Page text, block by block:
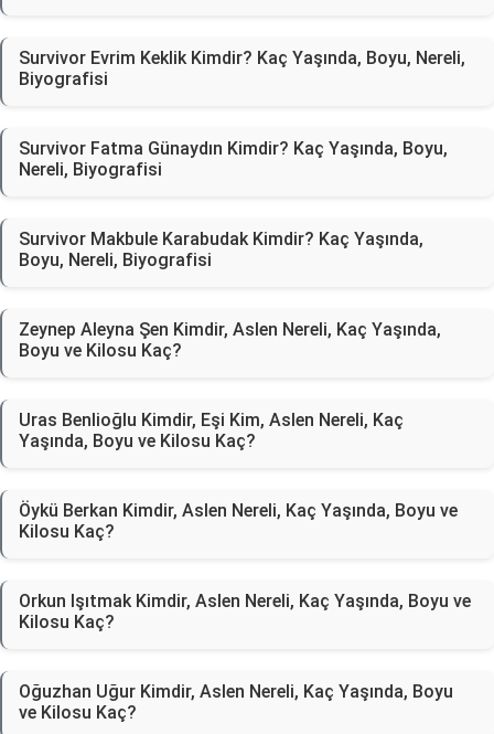
Survivor Evrim Keklik Kimdir? Kaç Yaşında, Boyu, Nereli,
Biyografisi
Survivor Fatma Günaydın Kimdir? Kaç Yaşında, Boyu,
Nereli, Biyografisi
Survivor Makbule Karabudak Kimdir? Kaç Yaşında,
Boyu, Nereli, Biyografisi
Zeynep Aleyna Şen Kimdir, Aslen Nereli, Kaç Yaşında,
Boyu ve Kilosu Kaç?
Uras Benlioğlu Kimdir, Eşi Kim, Aslen Nereli, Kaç
Yaşında, Boyu ve Kilosu Kaç?
Öykü Berkan Kimdir, Aslen Nereli, Kaç Yaşında, Boyu ve
Kilosu Kaç?
Orkun Işıtmak Kimdir, Aslen Nereli, Kaç Yaşında, Boyu ve
Kilosu Kaç?
Oğuzhan Uğur Kimdir, Aslen Nereli, Kaç Yaşında, Boyu
ve Kilosu Kaç?